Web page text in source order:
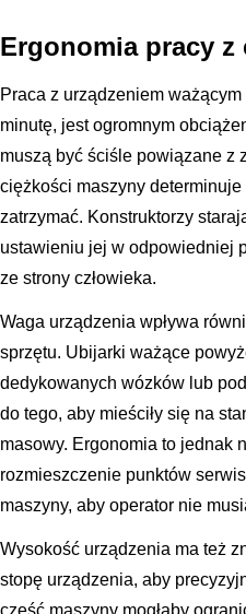
Ergonomia pracy
Praca z urządzeniem
minutę, jest ogromnym
muszą być ściśle powiązane z
ciężkości maszyny determinuje
zatrzymać. Konstruktorzy
ustawieniu jej w odpowiedniej
ze strony człowieka.
Waga urządzenia wpływa
sprzętu. Ubijarki ważące
dedykowanych wózków lub
do tego, aby mieściły się na
masowy. Ergonomia to jednak
rozmieszczenie punktów
maszyny, aby operator nie
Wysokość urządzenia ma też
stopę urządzenia, aby
część maszyny mogłaby